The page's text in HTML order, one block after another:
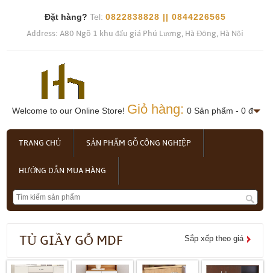
Đặt hàng? Tel: 0822838828 || 0844226565
Address: A80 Ngõ 1 khu đấu giá Phú Lương, Hà Đông, Hà Nội
Welcome to our Online Store! Giỏ hàng: 0 Sản phẩm - 0 đ
TRANG CHỦ SẢN PHẨM GỖ CÔNG NGHIỆP
HƯỚNG DẪN MUA HÀNG
TỦ GIẦY GỖ MDF Sắp xếp theo giá